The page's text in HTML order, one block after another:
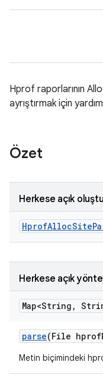
Hprof raporlarının
ayrıştırmak için
Özet
Herkese açık
HprofAllocSite
Herkese açık
Map<String ,
parse(File hprof
Metin biçimindeki